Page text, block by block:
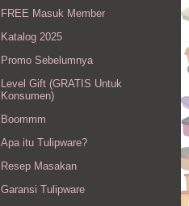
FREE Masuk Member
Katalog 2025
Promo Sebelumnya
Level Gift (GRATIS Untuk
Konsumen)
Boommm
Apa itu Tulipware?
Resep Masakan
Garansi Tulipware